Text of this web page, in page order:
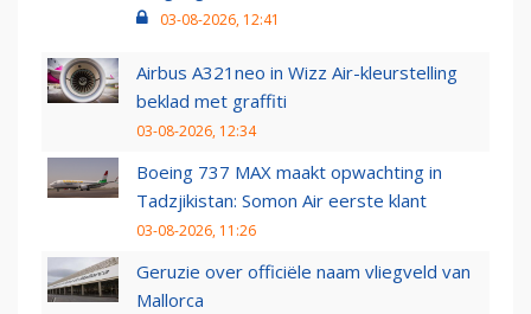
03-08-2026, 12:41
Airbus A321neo in Wizz Air-kleurstelling
beklad met graffiti
03-08-2026, 12:34
Boeing 737 MAX maakt opwachting in
Tadzjikistan: Somon Air eerste klant
03-08-2026, 11:26
Geruzie over officiële naam vliegveld van
Mallorca